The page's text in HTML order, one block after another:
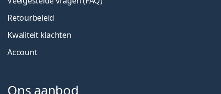
Retourbeleid
Kwaliteit klachten
Account
Ons aanbod